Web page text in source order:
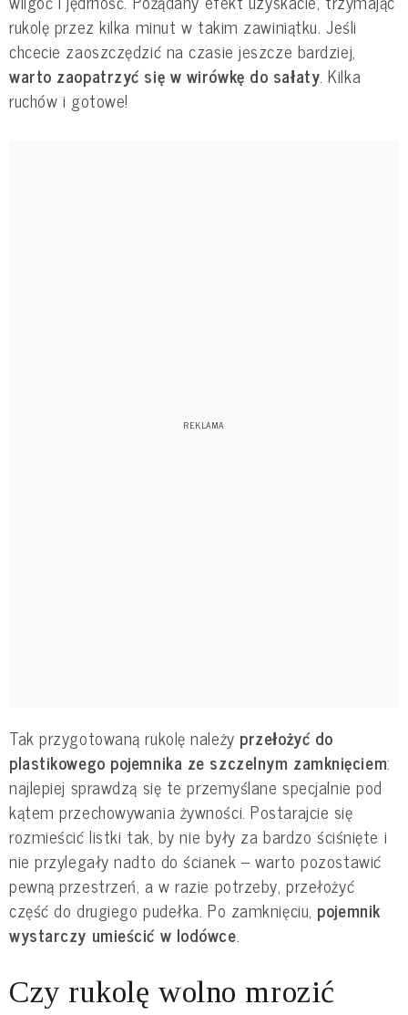
rukolę przez kilka minut w takim zawiniątku. Jeśli
chcecie zaoszczędzić na czasie jeszcze bardziej,
warto zaopatrzyć się w wirówkę do sałaty. Kilka
ruchów i gotowe!
Tak przygotowaną rukolę należy przełożyć do
plastikowego pojemnika ze szczelnym zamknięciem:
najlepiej sprawdzą się te przemyślane specjalnie pod
kątem przechowywania żywności. Postarajcie się
rozmieścić listki tak, by nie były za bardzo ściśnięte i
nie przylegały nadto do ścianek – warto pozostawić
pewną przestrzeń, a w razie potrzeby, przełożyć
część do drugiego pudełka. Po zamknięciu, pojemnik
wystarczy umieścić w lodówce.
Czy rukolę wolno mrozić